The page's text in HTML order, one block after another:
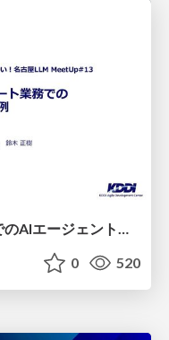
Atlassian Cloudサポート業務でのAIエージェント活用事例
0 520